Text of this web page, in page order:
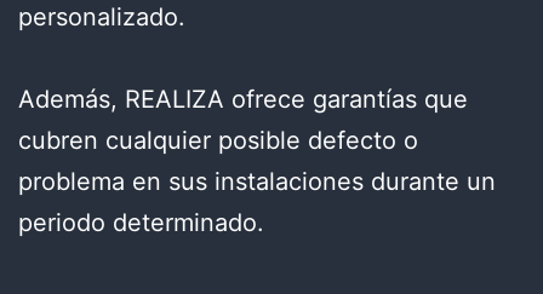
personalizado.
Además, REALIZA ofrece garantías que
cubren cualquier posible defecto o
problema en sus instalaciones durante un
periodo determinado.